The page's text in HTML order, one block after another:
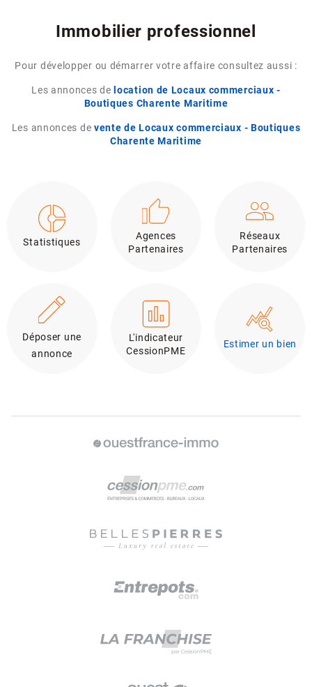
Immobilier professionnel
Pour développer ou démarrer votre affaire consultez aussi :
Les annonces de location de Locaux commerciaux -
Boutiques Charente Maritime
Les annonces de vente de Locaux commerciaux - Boutiques
Charente Maritime
Statistiques
Agences
Partenaires
Réseaux
Partenaires
Déposer une
annonce
L'indicateur
CessionPME
Estimer un bien